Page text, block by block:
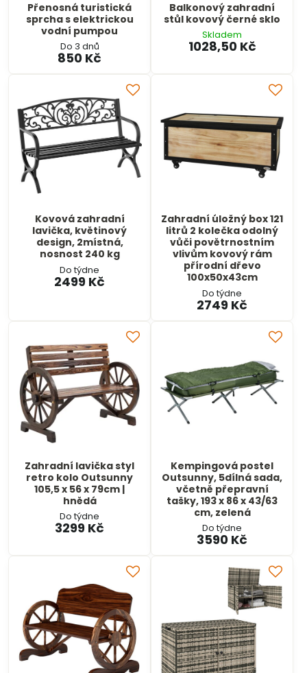
Přenosná turistická
sprcha s elektrickou
vodní pumpou
Do 3 dnů
850 Kč
Balkonový zahradní
stůl kovový černé sklo
Skladem
1028,50 Kč
Kovová zahradní
lavička, květinový
design, 2místná,
nosnost 240 kg
Do týdne
2499 Kč
Zahradní úložný box 121
litrů 2 kolečka odolný
vůči povětrnostním
vlivům kovový rám
přírodní dřevo
100x50x43cm
Do týdne
2749 Kč
Zahradní lavička styl
retro kolo Outsunny
105,5 x 56 x 79cm |
hnědá
Do týdne
3299 Kč
Kempingová postel
Outsunny, 5dílná sada,
včetně přepravní
tašky, 193 x 86 x 43/63
cm, zelená
Do týdne
3590 Kč